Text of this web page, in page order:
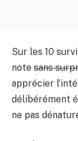
Sur les 10
note sans
apprécier
délibérément
ne pas